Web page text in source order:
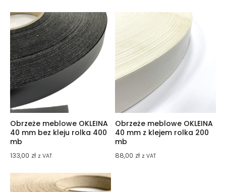
Obrzeże meblowe OKLEINA
40 mm bez kleju rolka 400
mb
133,00 zł z VAT
Obrzeże meblowe OKLEINA
40 mm z klejem rolka 200
mb
88,00 zł z VAT